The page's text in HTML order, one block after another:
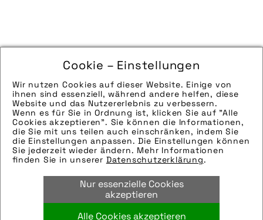
Cookie – Einstellungen
Wir nutzen Cookies auf dieser Website. Einige von
ihnen sind essenziell, während andere helfen, diese
Website und das Nutzererlebnis zu verbessern.
Wenn es für Sie in Ordnung ist, klicken Sie auf "Alle
Cookies akzeptieren". Sie können die Informationen,
die Sie mit uns teilen auch einschränken, indem Sie
die Einstellungen anpassen. Die Einstellungen können
Sie jederzeit wieder ändern. Mehr Informationen
finden Sie in unserer Datenschutzerklärung.
Nur essenzielle Cookies
akzeptieren
Alle Cookies akzeptieren